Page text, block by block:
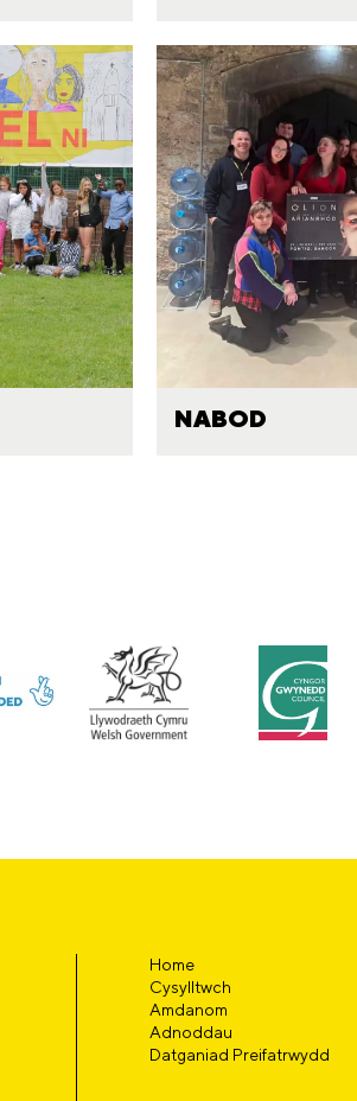
NABOD
Home
Cysylltwch
Amdanom
Adnoddau
Datganiad Preifatrwydd